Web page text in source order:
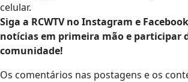
celular.
Siga a RCWTV no Instagram e
notícias em primeira mão e participar
comunidade!
Os comentários nas postagens e os